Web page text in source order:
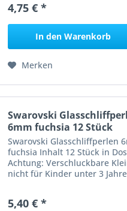
4,75 € *
In den Warenkorb
Merken
Swarovski
6mm fuchsia 12 Stück
Swarovski Glasschliffperlen
fuchsia Inhalt 12 Stück in
Achtung: Verschluckbare
nicht für Kinder unter 3
5,40 € *